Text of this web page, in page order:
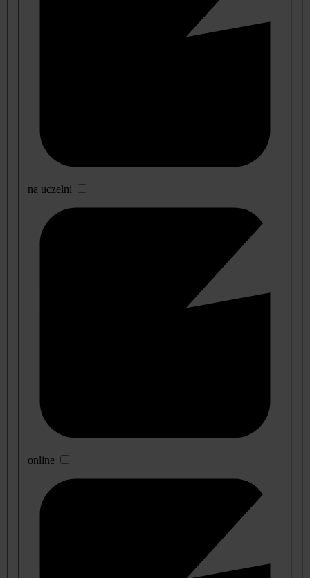
na uczelni
online